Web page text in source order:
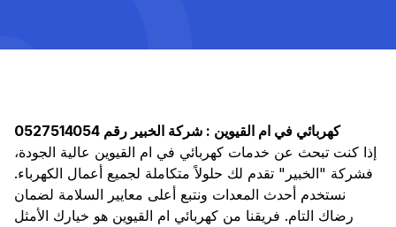
كهربائي في ام القيوين : شركة الخبير رقم 0527514054
إذا كنت تبحث عن خدمات كهربائي في ام القيوين عالية الجودة،
فشركة "الخبير" تقدم لك حلولاً متكاملة لجميع أعمال الكهرباء.
نستخدم أحدث المعدات ونتبع أعلى معايير السلامة لضمان
رضاك التام. فريقنا من كهربائي ام القيوين هو خيارك الأمثل